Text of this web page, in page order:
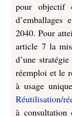
pour objectif
d’emballages
2040.Pour
article 7 la
d’une
réemploi et le
à usage
Réutilisation/
à